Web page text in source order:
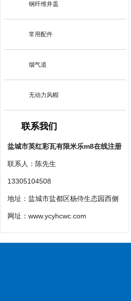
钢纤维井盖
常用配件
烟气道
无动力风帽
联系我们
盐城市英红彩瓦有限米乐m8在线注册
联系人：陈先生
13305104508
地址：盐城市盐都区杨侍生态园西侧
网址： www.ycyhcwc.com